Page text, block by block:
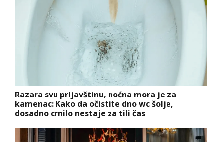
Razara svu prljavštinu, noćna mora je za
kamenac: Kako da očistite dno wc šolje,
dosadno crnilo nestaje za tili čas